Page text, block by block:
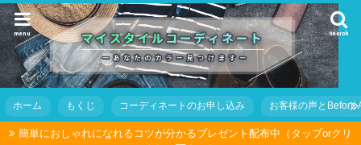
search
menu
ホーム もくじ コーディネートのお申し込み お客様の声とBefore
簡単におしゃれになれるコツが分かるプレゼント配布中（タップorクリ